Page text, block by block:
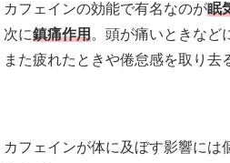
カフェインの効能で有名なのが眠
次に鎮痛作用。頭が痛いときなど
また疲れたときや倦怠感を取り去
カフェインが体に及ぼす影響には